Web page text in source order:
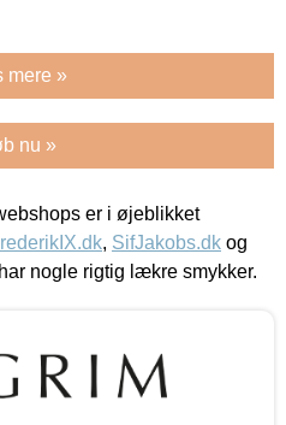
mere »
nu »
er i øjeblikket
, SifJakobs.dk og
nogle rigtig lækre smykker.